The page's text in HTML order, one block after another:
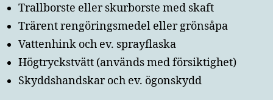
Trallborste eller skurborste med skaft
Trärent rengöringsmedel eller grönsåpa
Vattenhink och ev. sprayflaska
Högtryckstvätt (används med försiktighet)
Skyddshandskar och ev. ögonskydd